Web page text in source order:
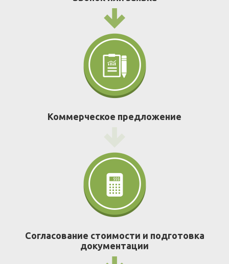
Коммерческое предложение
Согласование стоимости и подготовка
документации